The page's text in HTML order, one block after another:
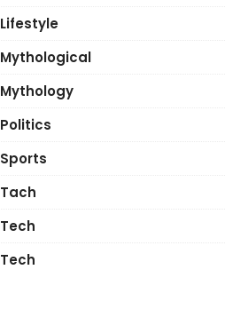
Lifestyle
Mythological
Mythology
Politics
Sports
Tach
Tech
Tech